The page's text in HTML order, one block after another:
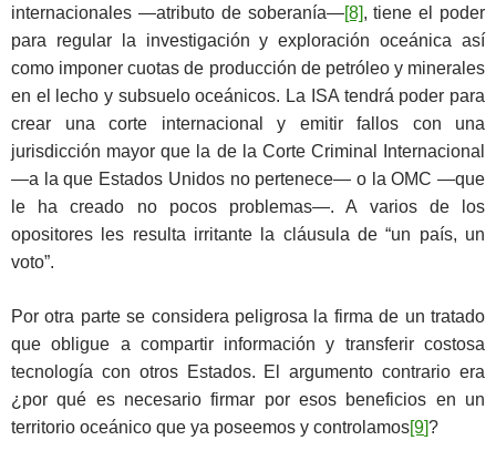
internacionales —atributo de soberanía—[8], tiene el poder
para regular la investigación y exploración oceánica así
como imponer cuotas de producción de petróleo y minerales
en el lecho y subsuelo oceánicos. La ISA tendrá poder para
crear una corte internacional y emitir fallos con una
jurisdicción mayor que la de la Corte Criminal Internacional
—a la que Estados Unidos no pertenece— o la OMC —que
le ha creado no pocos problemas—. A varios de los
opositores les resulta irritante la cláusula de “un país, un
voto”.
Por otra parte se considera peligrosa la firma de un tratado
que obligue a compartir información y transferir costosa
tecnología con otros Estados. El argumento contrario era
¿por qué es necesario firmar por esos beneficios en un
territorio oceánico que ya poseemos y controlamos[9]?